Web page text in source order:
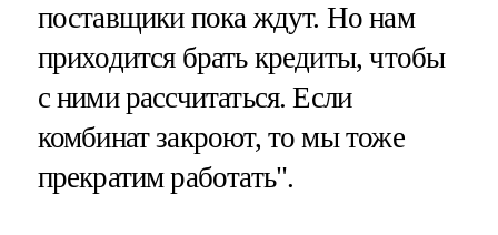
поставщики пока ждут. Но нам
приходится брать кредиты, чтобы
с ними рассчитаться. Если
комбинат закроют, то мы тоже
прекратим работать".